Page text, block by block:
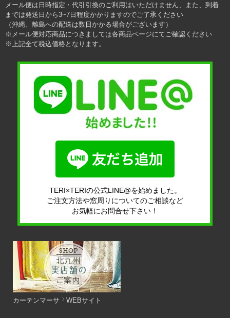
メール便は日時指定・代引引換のご利用はいただけません、また、到着
までは発送日から3~7日程度かかりますのでご了承ください
（沖縄、離島への配送は数日かかる場合がございます）
※メール便対応商品につきましては各商品ページにてご確認ください
※上記全て税込価格となります。
TERI×TERIの公式LINE@を始めました。
ご注文方法や窓周りについてのご相談など
お気軽にお問合せ下さい！
カーテンマーサ WEBサイト